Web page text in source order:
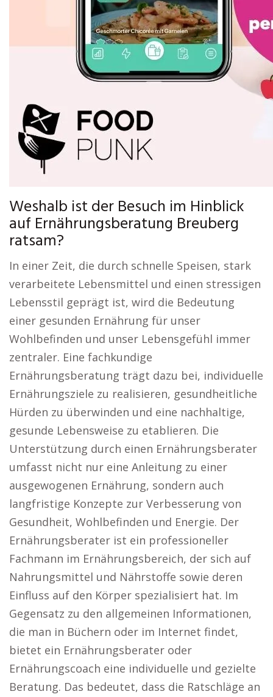
Weshalb ist der Besuch im Hinblick
auf Ernährungsberatung Breuberg
ratsam?
In einer Zeit, die durch schnelle Speisen, stark
verarbeitete Lebensmittel und einen stressigen
Lebensstil geprägt ist, wird die Bedeutung
einer gesunden Ernährung für unser
Wohlbefinden und unser Lebensgefühl immer
zentraler. Eine fachkundige
Ernährungsberatung trägt dazu bei, individuelle
Ernährungsziele zu realisieren, gesundheitliche
Hürden zu überwinden und eine nachhaltige,
gesunde Lebensweise zu etablieren. Die
Unterstützung durch einen Ernährungsberater
umfasst nicht nur eine Anleitung zu einer
ausgewogenen Ernährung, sondern auch
langfristige Konzepte zur Verbesserung von
Gesundheit, Wohlbefinden und Energie. Der
Ernährungsberater ist ein professioneller
Fachmann im Ernährungsbereich, der sich auf
Nahrungsmittel und Nährstoffe sowie deren
Einfluss auf den Körper spezialisiert hat. Im
Gegensatz zu den allgemeinen Informationen,
die man in Büchern oder im Internet findet,
bietet ein Ernährungsberater oder
Ernährungscoach eine individuelle und gezielte
Beratung. Das bedeutet, dass die Ratschläge an